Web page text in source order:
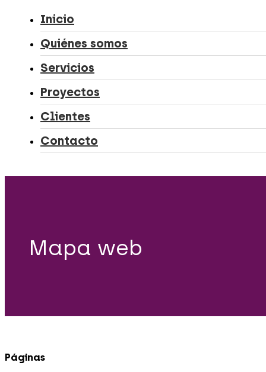
Inicio
Quiénes somos
Servicios
Proyectos
Clientes
Contacto
Mapa web
Páginas